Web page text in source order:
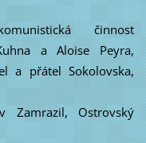
činnost
a Aloise Peyra,
a přátel Sokolovska,
Zamrazil, Ostrovský